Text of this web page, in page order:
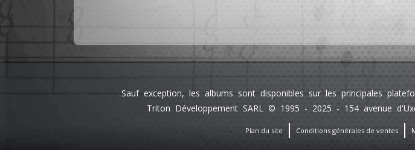
Sauf exception, les albums sont disponibles sur les principales
Triton Développement SARL © 1995 - 2025 - 154 avenue
Plan du site Conditions générales de ventes